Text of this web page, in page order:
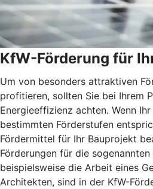
KfW-Förderung für
Um von besonders attraktiven
profitieren, sollten Sie bei Ihrem
Energieeffizienz achten. Wenn
bestimmten Förderstufen
Fördermittel für Ihr Bauprojekt
Förderungen für die
beispielsweise die Arbeit eines
Architekten, sind in der KfW-